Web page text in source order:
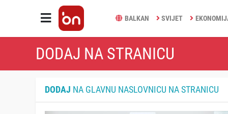
BALKAN SVIJET
DODAJ NA STRANICU
DODAJ NA GLAVNU NASLOVNICU NA STRANICU